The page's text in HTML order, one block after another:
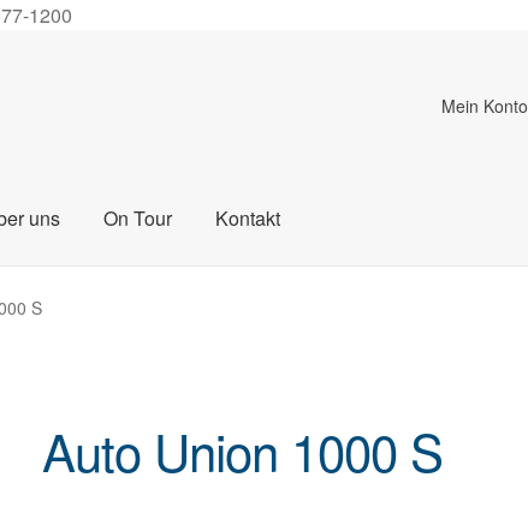
1200
Mein Konto
uns On Tour Kontakt
S
Auto Union 1000 S